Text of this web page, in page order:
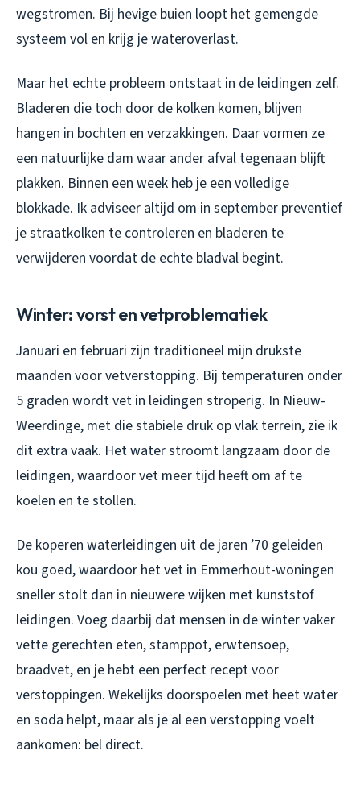
wegstromen. Bij hevige buien loopt het gemengde
systeem vol en krijg je wateroverlast.
Maar het echte probleem ontstaat in de leidingen zelf.
Bladeren die toch door de kolken komen, blijven
hangen in bochten en verzakkingen. Daar vormen ze
een natuurlijke dam waar ander afval tegenaan blijft
plakken. Binnen een week heb je een volledige
blokkade. Ik adviseer altijd om in september preventief
je straatkolken te controleren en bladeren te
verwijderen voordat de echte bladval begint.
Winter: vorst en vetproblematiek
Januari en februari zijn traditioneel mijn drukste
maanden voor vetverstopping. Bij temperaturen onder
5 graden wordt vet in leidingen stroperig. In Nieuw-
Weerdinge, met die stabiele druk op vlak terrein, zie ik
dit extra vaak. Het water stroomt langzaam door de
leidingen, waardoor vet meer tijd heeft om af te
koelen en te stollen.
De koperen waterleidingen uit de jaren ’70 geleiden
kou goed, waardoor het vet in Emmerhout-woningen
sneller stolt dan in nieuwere wijken met kunststof
leidingen. Voeg daarbij dat mensen in de winter vaker
vette gerechten eten, stamppot, erwtensoep,
braadvet, en je hebt een perfect recept voor
verstoppingen. Wekelijks doorspoelen met heet water
en soda helpt, maar als je al een verstopping voelt
aankomen: bel direct.